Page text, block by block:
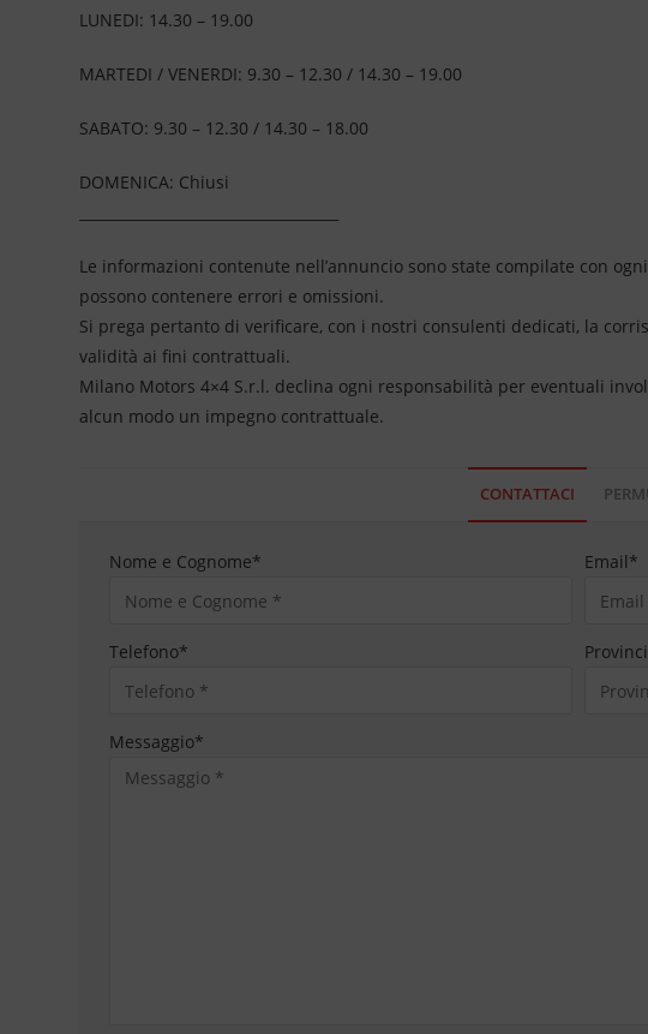
LUNEDI: 14.30 – 19.00
MARTEDI / VENERDI: 9.30 – 12.30 / 14.30 – 19.00
SABATO: 9.30 – 12.30 / 14.30 – 18.00
DOMENICA: Chiusi
Le informazioni contenute nell’annuncio sono state compilate con
possono contenere errori e omissioni.
Si prega pertanto di verificare, con i nostri consulenti dedicati, la
validità ai fini contrattuali.
Milano Motors 4×4 S.r.l. declina ogni responsabilità per eventuali
alcun modo un impegno contrattuale.
CONTATTACI
Nome e Cognome* Email*
Telefono*
Messaggio*